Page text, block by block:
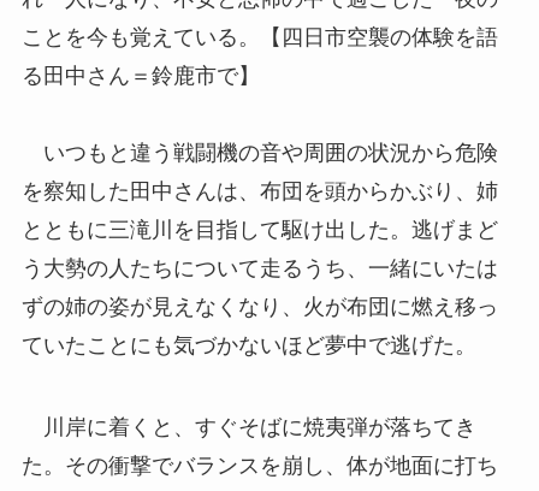
ことを今も覚えている。【四日市空襲の体験を語
る田中さん＝鈴鹿市で】
いつもと違う戦闘機の音や周囲の状況から危険
を察知した田中さんは、布団を頭からかぶり、姉
とともに三滝川を目指して駆け出した。逃げまど
う大勢の人たちについて走るうち、一緒にいたは
ずの姉の姿が見えなくなり、火が布団に燃え移っ
ていたことにも気づかないほど夢中で逃げた。
川岸に着くと、すぐそばに焼夷弾が落ちてき
た。その衝撃でバランスを崩し、体が地面に打ち